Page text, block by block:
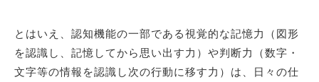
とはいえ、認知機能の一部である視覚的な記憶力（図形
を認識し、記憶してから思い出す力）や判断力（数字・
文字等の情報を認識し次の行動に移す力）は、日々の仕